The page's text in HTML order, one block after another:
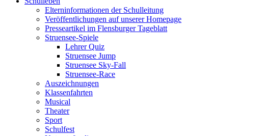
Elterninformationen der Schulleitung
Veröffentlichungen auf unserer Homepage
Presseartikel im Flensburger Tageblatt
Struensee-Spiele
Lehrer Quiz
Struensee Jump
Struensee Sky-Fall
Struensee-Race
Auszeichnungen
Klassenfahrten
Musical
Theater
Sport
Schulfest